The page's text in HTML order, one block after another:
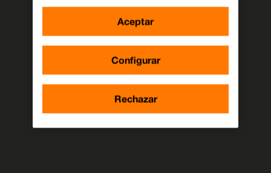
Configurar
Rechazar
Aceptar